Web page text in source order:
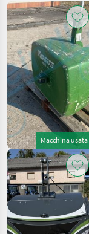
ricerca
Categoria 3
PERCORSO
ATTUALE
Settore
agricolo
Accessori
Trattore
Pesi
Frontali
SCEGLI
CATEGORIA
Sonstige
380
Reimposta
Macchina usata